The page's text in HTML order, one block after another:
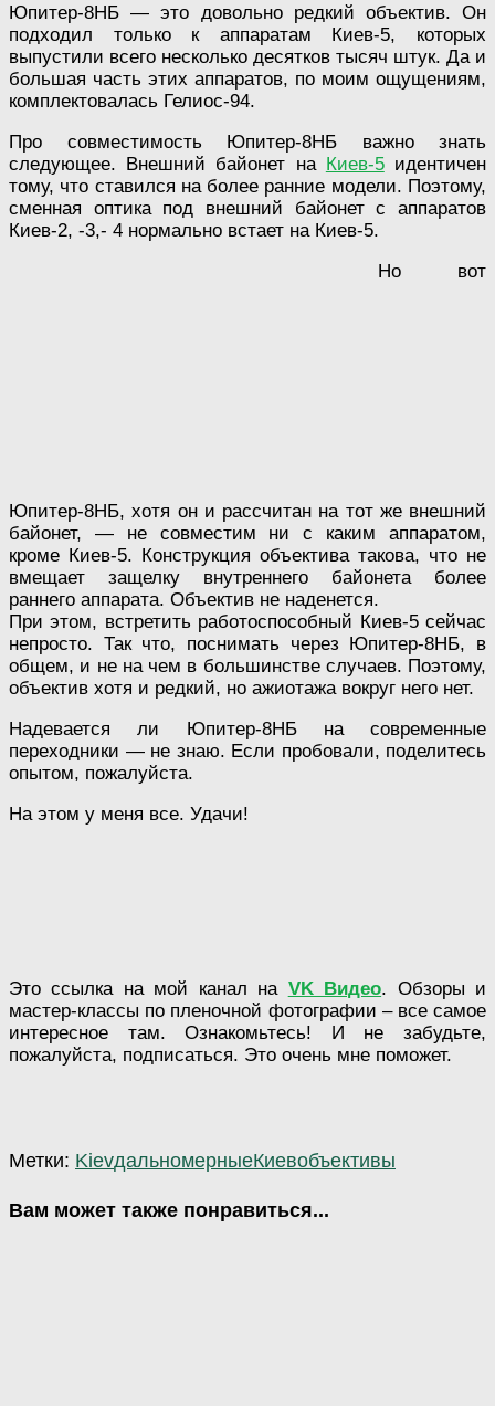
Юпитер-8НБ — это довольно редкий объектив. Он
подходил только к аппаратам Киев-5, которых
выпустили всего несколько десятков тысяч штук. Да и
большая часть этих аппаратов, по моим ощущениям,
комплектовалась Гелиос-94.
Про совместимость Юпитер-8НБ важно знать
следующее. Внешний байонет на Киев-5идентичен
тому, что ставился на более ранние модели. Поэтому,
сменная оптика под внешний байонет с аппаратов
Киев-2, -3,- 4 нормально встает на Киев-5.
Но вот
Юпитер-8НБ, хотя он и рассчитан на тот же внешний
байонет, — не совместим ни с каким аппаратом,
кроме Киев-5. Конструкция объектива такова, что не
вмещает защелку внутреннего байонета более
раннего аппарата. Объектив не наденется.
При этом, встретить работоспособный Киев-5 сейчас
непросто. Так что, поснимать через Юпитер-8НБ, в
общем, и не на чем в большинстве случаев. Поэтому,
объектив хотя и редкий, но ажиотажа вокруг него нет.
Надевается ли Юпитер-8НБ на современные
переходники — не знаю. Если пробовали, поделитесь
опытом, пожалуйста.
На этом у меня все. Удачи!
Это ссылка на мой канал на VK Видео. Обзоры и
мастер-классы по пленочной фотографии – все самое
интересное там. Ознакомьтесь! И не забудьте,
пожалуйста, подписаться. Это очень мне поможет.
Метки: KievдальномерныеКиевобъективы
Вам может также понравиться...